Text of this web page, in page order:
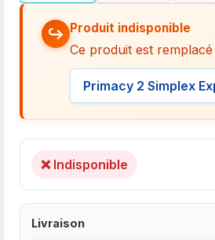
Produit indisponible
Ce produit est
Primacy 2 Simplex
❌ Indisponible
Livraison